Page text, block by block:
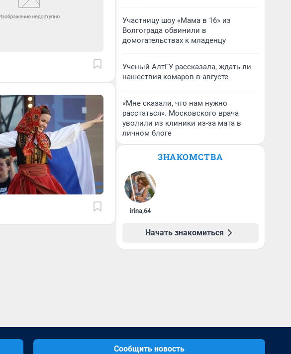
Участницу шоу «Мама в 16» из
Волгограда обвинили в
домогательствах к младенцу
Ученый АлтГУ рассказала, ждать ли
нашествия комаров в августе
«Мне сказали, что нам нужно
расстаться». Московского врача
уволили из клиники из-за мата в
личном блоге
ЗНАКОМСТВА
irina,64
Начать знакомиться
Сообщить новость